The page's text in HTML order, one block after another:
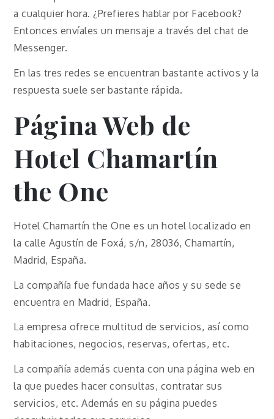
a cualquier hora. ¿Prefieres hablar por Facebook?
Entonces envíales un mensaje a través del chat de
Messenger.
En las tres redes se encuentran bastante activos y la
respuesta suele ser bastante rápida.
Página Web de
Hotel Chamartín
the One
Hotel Chamartín the One es un hotel localizado en
la calle Agustín de Foxá, s/n, 28036, Chamartín,
Madrid, España.
La compañía fue fundada hace años y su sede se
encuentra en Madrid, España.
La empresa ofrece multitud de servicios, así como
habitaciones, negocios, reservas, ofertas, etc.
La compañía además cuenta con una página web en
la que puedes hacer consultas, contratar sus
servicios, etc. Además en su página puedes